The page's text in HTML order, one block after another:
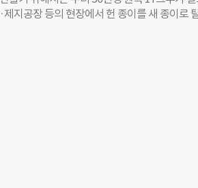
페인에 동참하고 싶은 아파트 주민들은 테라
· 02-3390-4288)에 문의하면 된다. [더나은
·제지공장 등의 현장에서 헌 종이를 새 종이로